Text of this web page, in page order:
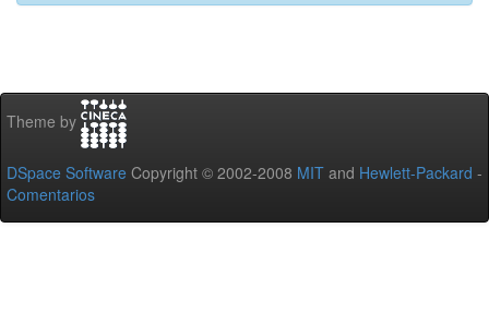
Theme by
DSpace Software Copyright © 2002-2008 MIT and Hewlett-Packard -
Comentarios